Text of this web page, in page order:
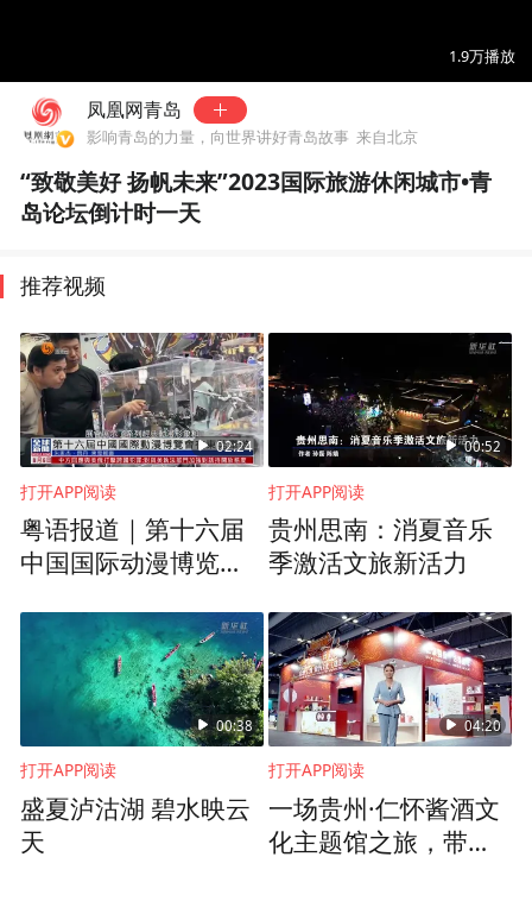
00:16
1.9万播放
凤凰网青岛
影响青岛的力量，向世界讲好青岛故事 来自北京
“致敬美好 扬帆未来”2023国际旅游休闲城市•青
岛论坛倒计时一天
推荐视频
02:24
打开APP阅读
粤语报道｜第十六届
中国国际动漫博览会
00:52
打开APP阅读
贵州思南：消夏音乐
季激活文旅新活力
00:38
打开APP阅读
盛夏泸沽湖 碧水映云
天
04:20
打开APP阅读
一场贵州·仁怀酱酒文
化主题馆之旅，带你